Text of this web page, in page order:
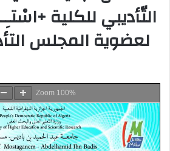
التّأديبي للكلية
لعضوية المجلس
Zoom 100%